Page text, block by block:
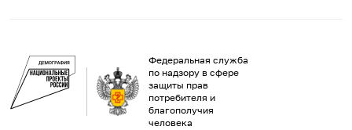
Федеральная служба
по надзору в сфере
защиты прав
потребителя и
благополучия
человека